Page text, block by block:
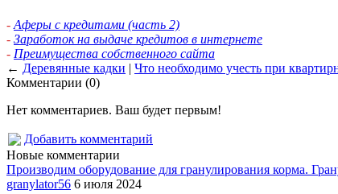
- Аферы с кредитами (часть 2)
- Заработок на выдаче кредитов в интернете
- Преимущества собственного сайта
← Деревянные кадки | Что необходимо учесть при
Комментарии (0)
Нет комментариев. Ваш будет первым!
Добавить комментарий
Новые комментарии
Производим оборудование для гранулирования корма.
granylator56 6 июля 2024